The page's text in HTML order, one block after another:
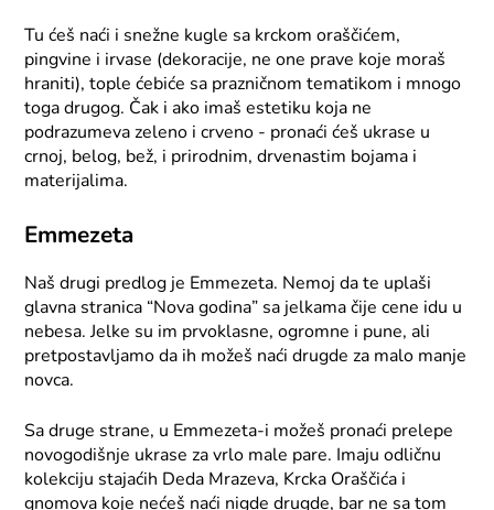
Tu ćeš naći i snežne kugle sa krckom oraščićem,
pingvine i irvase (dekoracije, ne one prave koje moraš
hraniti), tople ćebiće sa prazničnom tematikom i mnogo
toga drugog. Čak i ako imaš estetiku koja ne
podrazumeva zeleno i crveno - pronaći ćeš ukrase u
crnoj, belog, bež, i prirodnim, drvenastim bojama i
materijalima.
Emmezeta
Naš drugi predlog je Emmezeta. Nemoj da te uplaši
glavna stranica “Nova godina” sa jelkama čije cene idu u
nebesa. Jelke su im prvoklasne, ogromne i pune, ali
pretpostavljamo da ih možeš naći drugde za malo manje
novca.
Sa druge strane, u Emmezeta-i možeš pronaći prelepe
novogodišnje ukrase za vrlo male pare. Imaju odličnu
kolekciju stajaćih Deda Mrazeva, Krcka Oraščića i
gnomova koje nećeš naći nigde drugde, bar ne sa tom